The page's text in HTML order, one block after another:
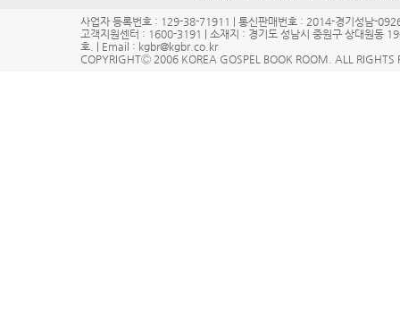
사업자 등록번호 : 129-38-71911 | 통신판매번호 : 2014-경기성남-
고객지원센터 : 1600-3191 | 소재지 : 경기도 성남시 중원구 상대원동
호. | Email : kgbr@kgbr.co.kr
COPYRIGHTⒸ 2006 KOREA GOSPEL BOOK ROOM. ALL RIGHTS